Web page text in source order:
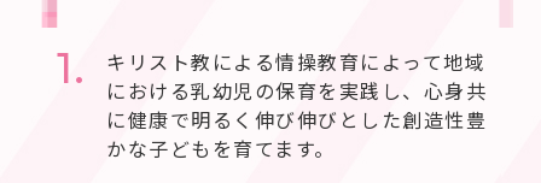
1.
キリスト教による情操教育によって地域
における乳幼児の保育を実践し、心身共
に健康で明るく伸び伸びとした創造性豊
かな子どもを育てます。